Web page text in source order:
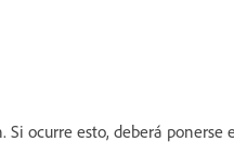
ocurre esto, deberá ponerse